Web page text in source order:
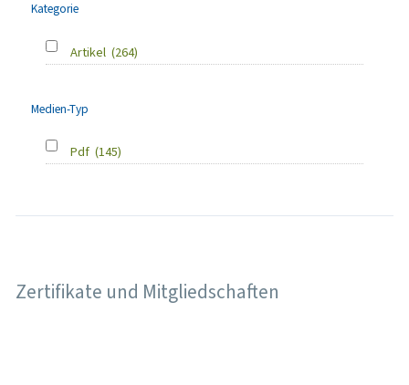
Kategorie
Artikel (264)
Medien-Typ
Pdf (145)
Zertifikate und Mitgliedschaften